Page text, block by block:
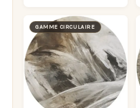
GAMME CIRCULAIRE